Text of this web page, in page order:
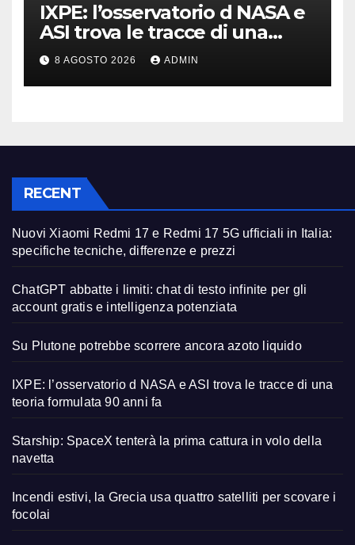
IXPE: l’osservatorio d NASA e
ASI trova le tracce di una
teoria formulata 90 anni fa
8 AGOSTO 2026 ADMIN
RECENT
Nuovi Xiaomi Redmi 17 e Redmi 17 5G ufficiali in Italia:
specifiche tecniche, differenze e prezzi
ChatGPT abbatte i limiti: chat di testo infinite per gli
account gratis e intelligenza potenziata
Su Plutone potrebbe scorrere ancora azoto liquido
IXPE: l’osservatorio d NASA e ASI trova le tracce di una
teoria formulata 90 anni fa
Starship: SpaceX tenterà la prima cattura in volo della
navetta
Incendi estivi, la Grecia usa quattro satelliti per scovare i
focolai